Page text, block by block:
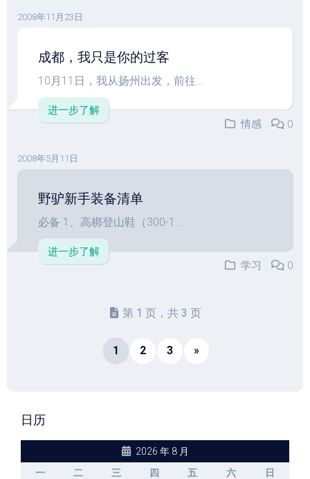
2008年11月23日
成都，我只是你的过客
10月11日，我从扬州出发，前往...
进一步了解
情感
0
2008年5月11日
野驴新手装备清单
必备 1、高梆登山鞋（300-1...
进一步了解
学习
0
第 1 页，共 3 页
1 2 3 »
日历
2026 年 8 月
一
二 三 四 五 六
日